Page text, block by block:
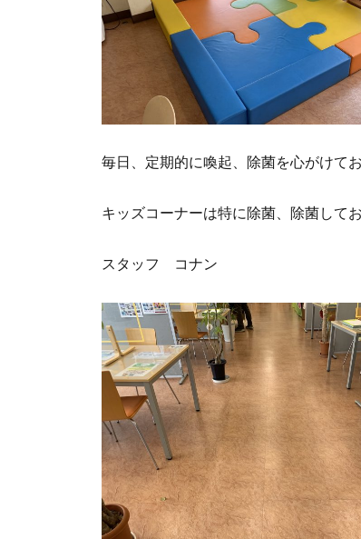
毎日、定期的に喚起、除菌を心がけて
キッズコーナーは特に除菌、除菌して
スタッフ コナン